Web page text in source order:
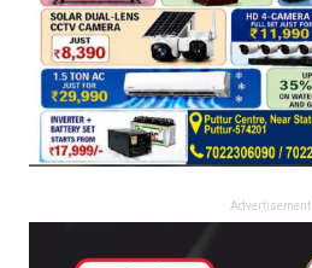
Advertisement